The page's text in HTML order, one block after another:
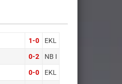
1-0 EKL
0-2 NB I
0-0 EKL